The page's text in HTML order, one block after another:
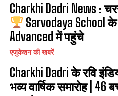
Charkhi Dadri News :
Sarvodaya School के
Advanced में पहुंचे
एजुकेशन की खबरें
Charkhi Dadri के रवि
भव्य वार्षिक समारोह |